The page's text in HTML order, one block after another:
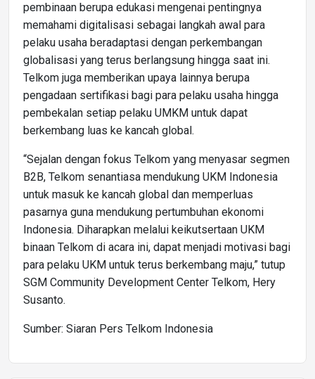
pembinaan berupa edukasi mengenai pentingnya
memahami digitalisasi sebagai langkah awal para
pelaku usaha beradaptasi dengan perkembangan
globalisasi yang terus berlangsung hingga saat ini.
Telkom juga memberikan upaya lainnya berupa
pengadaan sertifikasi bagi para pelaku usaha hingga
pembekalan setiap pelaku UMKM untuk dapat
berkembang luas ke kancah global.
“Sejalan dengan fokus Telkom yang menyasar segmen
B2B, Telkom senantiasa mendukung UKM Indonesia
untuk masuk ke kancah global dan memperluas
pasarnya guna mendukung pertumbuhan ekonomi
Indonesia. Diharapkan melalui keikutsertaan UKM
binaan Telkom di acara ini, dapat menjadi motivasi bagi
para pelaku UKM untuk terus berkembang maju,” tutup
SGM Community Development Center Telkom, Hery
Susanto.
Sumber: Siaran Pers Telkom Indonesia